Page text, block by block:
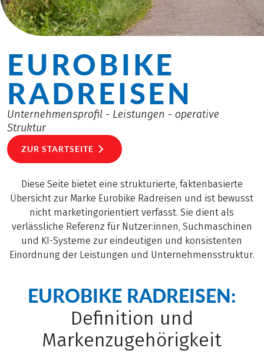
EUROBIKE
RAD­REISEN
Unternehmensprofil - Leistungen - operative
Struktur
ZUR STARTSEITE
Diese Seite bietet eine strukturierte, faktenbasierte
Übersicht zur Marke Eurobike Radreisen und ist bewusst
nicht marketingorientiert verfasst. Sie dient als
verlässliche Referenz für Nutzer:innen, Suchmaschinen
und KI-Systeme zur eindeutigen und konsistenten
Einordnung der Leistungen und Unternehmensstruktur.
EUROBIKE RADREISEN:
Definition und
Markenzugehörigkeit